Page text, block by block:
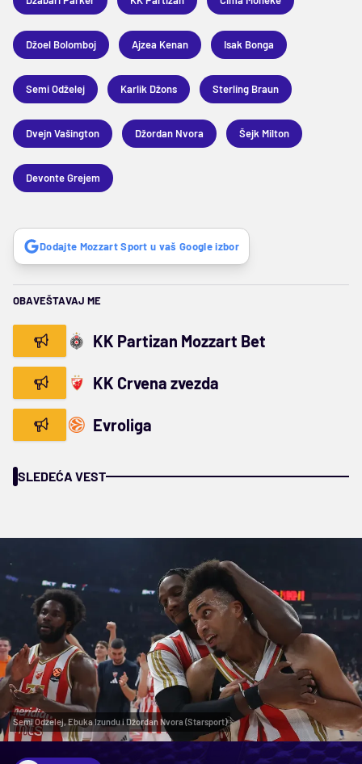
Džoel Bolomboj Ajzea Kenan Isak Bonga
Semi Odželej Karlik Džons Sterling Braun
Dvejn Vašington Džordan Nvora Šejk Milton
Devonte Grejem
Dodajte Mozzart Sport u vaš Google izbor
OBAVEŠTAVAJ ME
KK Partizan Mozzart Bet
KK Crvena zvezda
Evroliga
SLEDEĆA VEST
Semi Odželej, Ebuka Izundu i Džordan Nvora (Starsport)